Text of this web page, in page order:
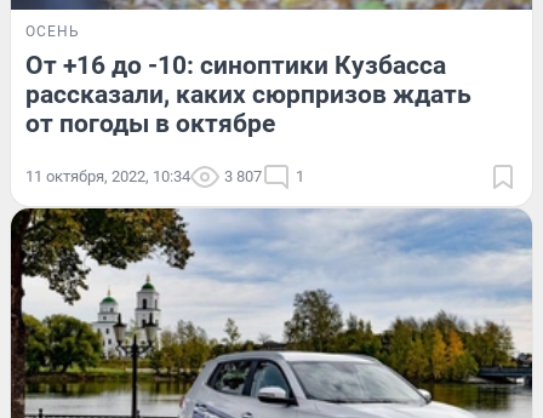
ОСЕНЬ
От +16 до -10: синоптики Кузбасса
рассказали, каких сюрпризов ждать
от погоды в октябре
11 октября, 2022, 10:34 3 807 1